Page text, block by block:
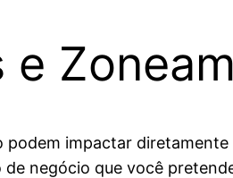
e
impactar
negócio que você